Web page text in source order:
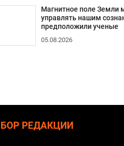
Магнитное поле Земли
управлять нашим
предположили ученые
05.08.2026
РЕДАКЦИИ